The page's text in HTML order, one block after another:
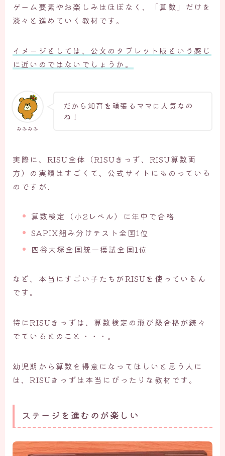
ゲーム要素やお楽しみはほぼなく、「算数」だけを
淡々と進めていく教材です。
イメージとしては、公文のタブレット版という感じ
に近いのではないでしょうか。
みみみみ
だから知育を頑張るママに人気なの
ね！
実際に、RISU全体（RISUきっず、RISU算数両
方）の実績はすごくて、公式サイトにものっている
のですが、
算数検定（小2レベル）に年中で合格
SAPIX組み分けテスト全国1位
四谷大塚全国統一模試全国1位
など、本当にすごい子たちがRISUを使っているん
です。
特にRISUきっずは、算数検定の飛び級合格が続々
でているとのこと・・・。
幼児期から算数を得意になってほしいと思う人に
は、RISUきっずは本当にぴったりな教材です。
ステージを進むのが楽しい